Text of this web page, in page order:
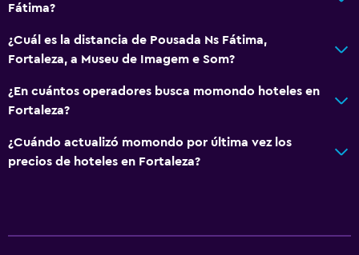
Fátima?
¿Cuál es la distancia de Pousada Ns Fátima,
Fortaleza, a Museu de Imagem e Som?
¿En cuántos operadores busca momondo hoteles en
Fortaleza?
¿Cuándo actualizó momondo por última vez los
precios de hoteles en Fortaleza?